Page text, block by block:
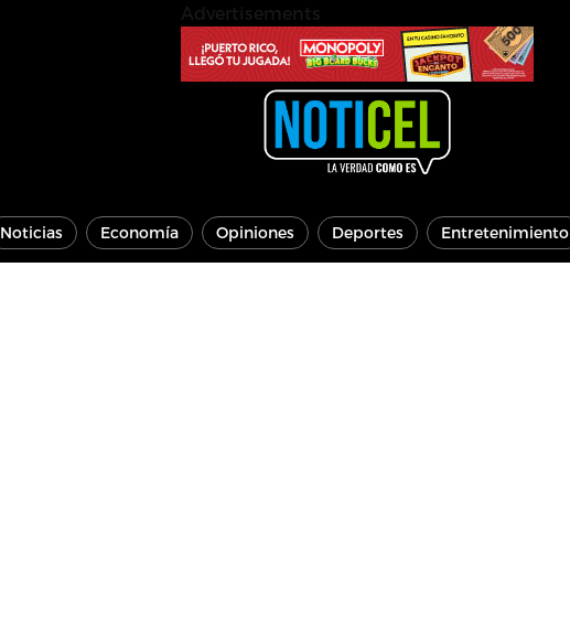
Noticias Economía Opiniones Deportes Entretenimiento